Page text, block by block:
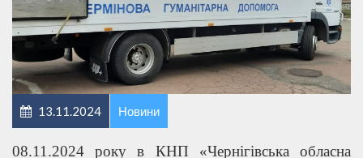
13.11.2024 Новини
08.11.2024 року в КНП «Чернігівська обласна